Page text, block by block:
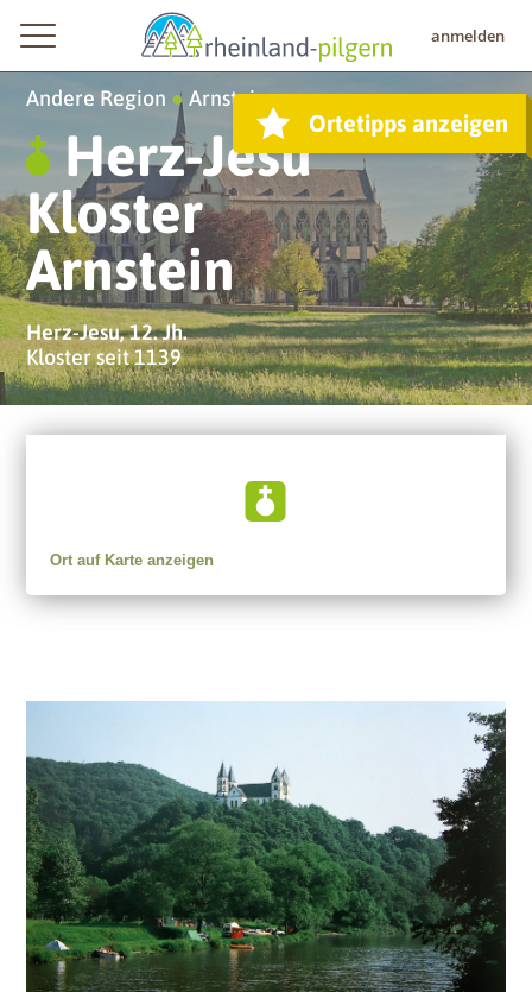
anmelden
Ortetipps anzeigen
Andere Region ● Arnstein
Herz-Jesu
Kloster
Arnstein
Herz-Jesu, 12. Jh.
Kloster seit 1139
Ort auf Karte anzeigen